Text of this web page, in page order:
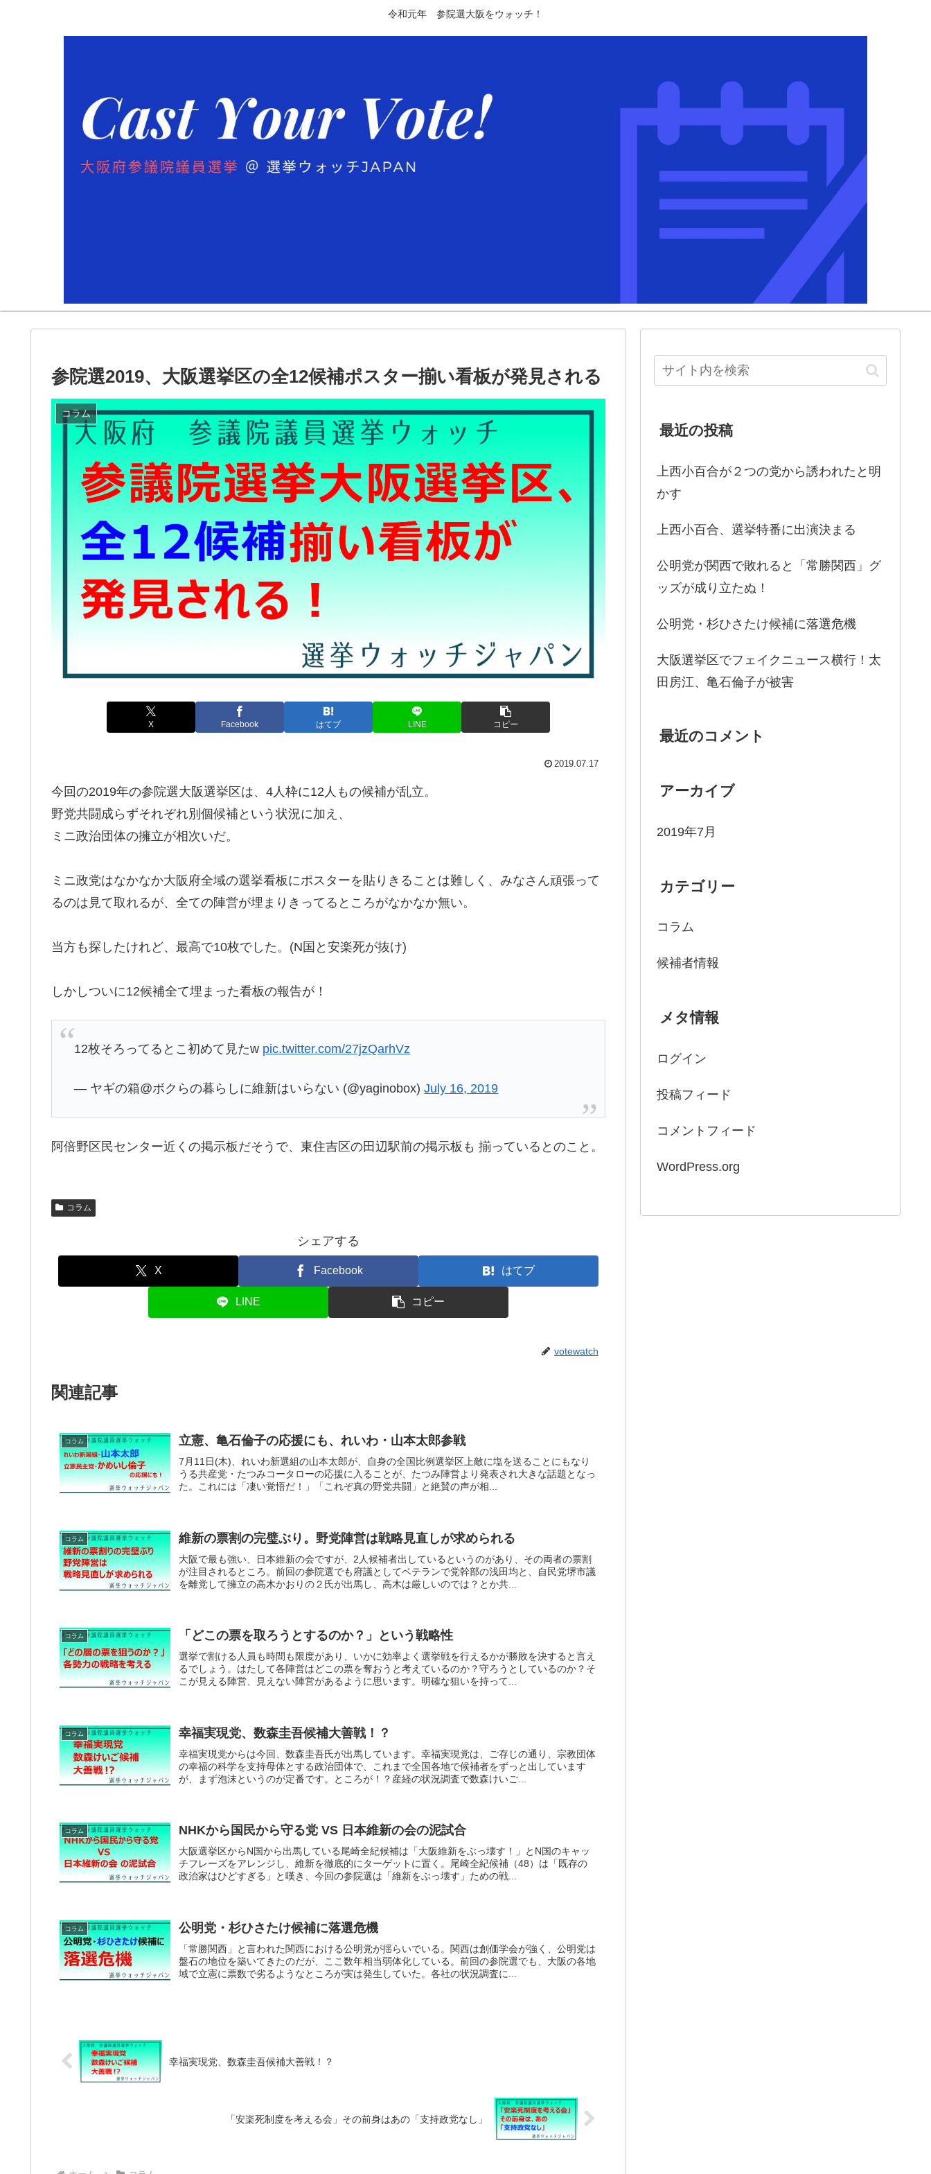
令和元年 参院選大阪をウォッチ！
参院選2019、大阪選挙区の全12候補ポスター揃い看板が発見される
コラム
X Facebook はてブ LINE コピー
2019.07.17
今回の2019年の参院選大阪選挙区は、4人枠に12人もの候補が乱立。
野党共闘成らずそれぞれ別個候補という状況に加え、
ミニ政治団体の擁立が相次いだ。
ミニ政党はなかなか大阪府全域の選挙看板にポスターを貼りきることは難しく、みなさん頑張って
るのは見て取れるが、全ての陣営が埋まりきってるところがなかなか無い。
当方も探したけれど、最高で10枚でした。(N国と安楽死が抜け)
しかしついに12候補全て埋まった看板の報告が！
12枚そろってるとこ初めて見たw pic.twitter.com/27jzQarhVz
— ヤギの箱@ボクらの暮らしに維新はいらない (@yaginobox)July 16, 2019
阿倍野区民センター近くの掲示板だそうで、東住吉区の田辺駅前の掲示板も 揃っているとのこと。
コラム
シェアする
X Facebook はてブ
LINE コピー
votewatch
関連記事
コラム 立憲、亀石倫子の応援にも、れいわ・山本太郎参戦
7月11日(木)、れいわ新選組の山本太郎が、自身の全国比例選挙区上敵に塩を送ることにもなり
うる共産党・たつみコータローの応援に入ることが、たつみ陣営より発表され大きな話題となっ
た。これには「凄い覚悟だ！」「これぞ真の野党共闘」と絶賛の声が相...
コラム 維新の票割の完璧ぶり。野党陣営は戦略見直しが求められる
大阪で最も強い、日本維新の会ですが、2人候補者出しているというのがあり、その両者の票割
が注目されるところ。前回の参院選でも府議としてベテランで党幹部の浅田均と、自民党堺市議
を離党して擁立の高木かおりの２氏が出馬し、高木は厳しいのでは？とか共...
コラム 「どこの票を取ろうとするのか？」という戦略性
選挙で割ける人員も時間も限度があり、いかに効率よく選挙戦を行えるかが勝敗を決すると言え
るでしょう。はたして各陣営はどこの票を奪おうと考えているのか？守ろうとしているのか？そ
こが見える陣営、見えない陣営があるように思います。明確な狙いを持って...
コラム 幸福実現党、数森圭吾候補大善戦！？
幸福実現党からは今回、数森圭吾氏が出馬しています。幸福実現党は、ご存じの通り、宗教団体
の幸福の科学を支持母体とする政治団体で、これまで全国各地で候補者をずっと出しています
が、まず泡沫というのが定番です。ところが！？産経の状況調査で数森けいご...
コラム NHKから国民から守る党 VS 日本維新の会の泥試合
大阪選挙区からN国から出馬している尾崎全紀候補は「大阪維新をぶっ壊す！」とN国のキャッ
チフレーズをアレンジし、維新を徹底的にターゲットに置く。尾崎全紀候補（48）は「既存の
政治家はひどすぎる」と嘆き、今回の参院選は「維新をぶっ壊す」ための戦...
コラム 公明党・杉ひさたけ候補に落選危機
「常勝関西」と言われた関西における公明党が揺らいでいる。関西は創価学会が強く、公明党は
盤石の地位を築いてきたのだが、ここ数年相当弱体化している。前回の参院選でも、大阪の各地
域で立憲に票数で劣るようなところが実は発生していた。各社の状況調査に...
幸福実現党、数森圭吾候補大善戦！？
「安楽死制度を考える会」その前身はあの「支持政党なし」
最近の投稿
上西小百合が２つの党から誘われたと明
かす
上西小百合、選挙特番に出演決まる
公明党が関西で敗れると「常勝関西」グ
ッズが成り立たぬ！
公明党・杉ひさたけ候補に落選危機
大阪選挙区でフェイクニュース横行！太
田房江、亀石倫子が被害
最近のコメント
アーカイブ
2019年7月
カテゴリー
コラム
候補者情報
メタ情報
ログイン
投稿フィード
コメントフィード
WordPress.org